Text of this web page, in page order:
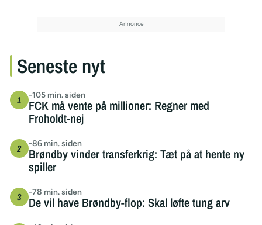
Seneste nyt
-105 min. siden
FCK må vente på millioner: Regner med
Froholdt-nej
-86 min. siden
Brøndby vinder transferkrig: Tæt på at hente ny
spiller
-78 min. siden
De vil have Brøndby-flop: Skal løfte tung arv